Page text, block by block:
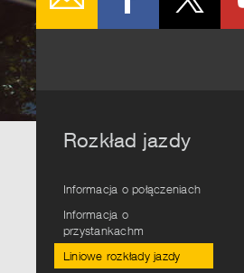
Rozkład jazdy
Informacja o połączeniach
Informacja o
przystankachm
Liniowe rozkłady jazdy